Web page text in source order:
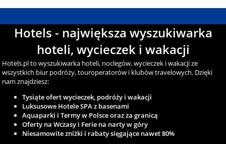
Hotels - największa wyszukiwarka
hoteli, wycieczek i wakacji
Hotels.pl to wyszukiwarka hoteli, noclegów, wycieczek i wakacji ze
wszystkich biur podróży, touroperatorów i klubów travelowych. Dzięki
nam znajdziesz:
Tysiąte ofert wycieczek, podróży i wakacji
Luksusowe Hotele SPA z basenami
Aquaparki i Termy w Polsce oraz za granicą
Oferty na Wczasy i Ferie na narty w góry
Niesamowite zniżki i rabaty sięgające nawet 80%